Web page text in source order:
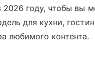
2026 году, чтобы вы
для кухни,
любимого контента.